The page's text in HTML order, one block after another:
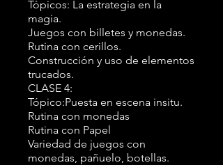
Tópicos: La estrategia en la
magia.
Juegos con billetes y monedas.
Rutina con cerillos.
Construcción y uso de elementos
trucados.
CLASE 4:
Tópico:Puesta en escena insitu.
Rutina con monedas
Rutina con Papel
Variedad de juegos con
monedas, pañuelo, botellas.